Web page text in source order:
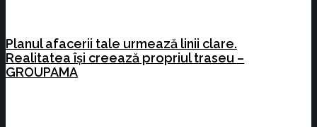
Planul afacerii tale urmează linii clare.
Realitatea își creează propriul traseu –
GROUPAMA